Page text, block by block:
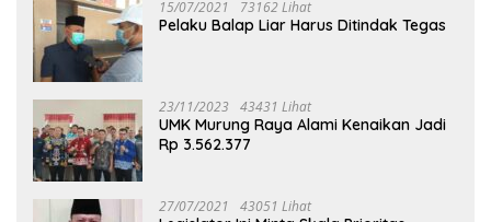
15/07/2021 73162 Lihat
Pelaku Balap Liar Harus Ditindak Tegas
23/11/2023 43431 Lihat
UMK Murung Raya Alami Kenaikan Jadi
Rp 3.562.377
27/07/2021 43051 Lihat